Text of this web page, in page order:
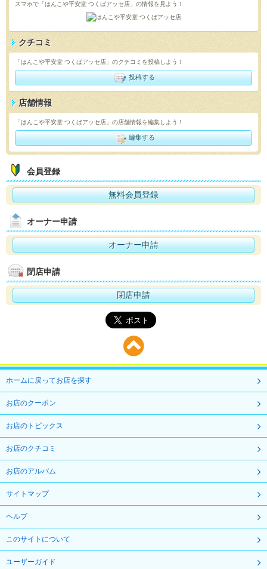
スマホで「はんこや平安堂 つくばアッセ店」の情報を見よう！
クチコミ
「はんこや平安堂 つくばアッセ店」のクチコミを投稿しよう！
投稿する
店舗情報
「はんこや平安堂 つくばアッセ店」の店舗情報を編集しよう！
編集する
会員登録
無料会員登録
オーナー申請
オーナー申請
閉店申請
閉店申請
ホームに戻ってお店を探す
お店のクーポン
お店のトピックス
お店のクチコミ
お店のアルバム
サイトマップ
ヘルプ
このサイトについて
ユーザーガイド